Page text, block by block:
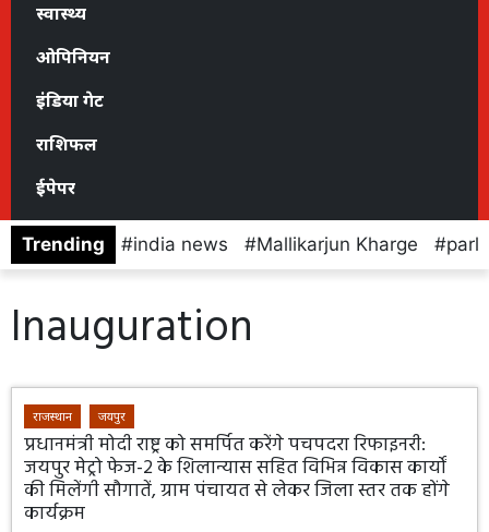
स्वास्थ्य
ओपिनियन
इंडिया गेट
राशिफल
ईपेपर
Trending india news Mallikarjun Kharge
Inauguration
राजस्थान जयपुर
प्रधानमंत्री मोदी राष्ट्र को समर्पित करेंगे पचपदरा रिफाइनरी:
जयपुर मेट्रो फेज-2 के शिलान्यास सहित विभिन्न विकास कार्यों
की मिलेंगी सौगातें, ग्राम पंचायत से लेकर जिला स्तर तक होंगे
कार्यक्रम